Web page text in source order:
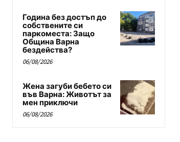
Година без достъп до
собствените си
паркоместа: Защо
Община Варна
бездейства?
06/08/2026
Жена загуби бебето си
във Варна: Животът за
мен приключи
06/08/2026